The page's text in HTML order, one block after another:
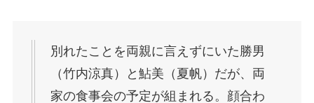
別れたことを両親に言えずにいた勝男
（竹内涼真）と鮎美（夏帆）だが、両
家の食事会の予定が組まれる。顔合わ